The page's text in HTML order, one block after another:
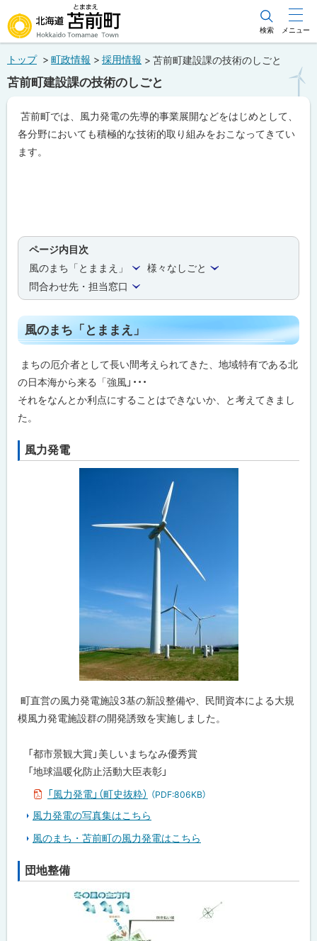
文
メ
ニ
北海道苫前町
Hokkaido Tomamae Town
検索 メニュー
トップ 町政情報 採用情報 苫前町建設課の技術のしごと
苫前町建設課の技術のしごと
苫前町では、風力発電の先導的事業展開などをはじめとして、
各分野においても積極的な技術的取り組みをおこなってきてい
ます。
ページ内目次
風のまち「とままえ」
様々なしごと
問合わせ先・担当窓口
風のまち「とままえ」
まちの厄介者として長い間考えられてきた、地域特有である北
の日本海から来る「強風」・・・
それをなんとか利点にすることはできないか、と考えてきまし
た。
風力発電
町直営の風力発電施設3基の新設整備や、民間資本による大規
模風力発電施設群の開発誘致を実施しました。
「都市景観大賞」美しいまちなみ優秀賞
「地球温暖化防止活動大臣表彰」
「風力発電」（町史抜粋） （PDF:806KB）
風力発電の写真集はこちら
風のまち・苫前町の風力発電はこちら
団地整備